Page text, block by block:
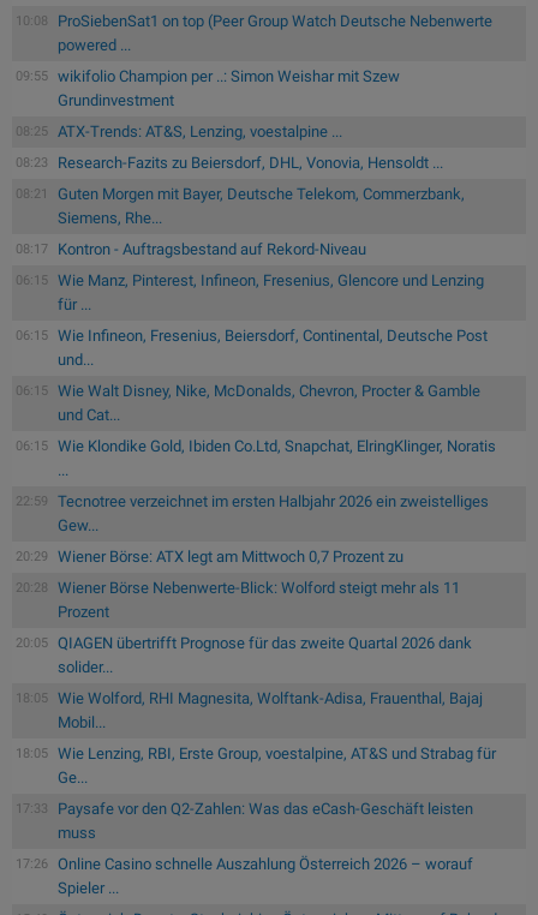
10:08
ProSiebenSat1 on top (Peer Group Watch Deutsche Nebenwerte
powered ...
09:55
wikifolio Champion per ..: Simon Weishar mit Szew
Grundinvestment
08:25 ATX-Trends: AT&S, Lenzing, voestalpine ...
08:23 Research-Fazits zu Beiersdorf, DHL, Vonovia, Hensoldt ...
08:21
Guten Morgen mit Bayer, Deutsche Telekom, Commerzbank,
Siemens, Rhe...
08:17 Kontron - Auftragsbestand auf Rekord-Niveau
06:15
Wie Manz, Pinterest, Infineon, Fresenius, Glencore und Lenzing
für ...
06:15
Wie Infineon, Fresenius, Beiersdorf, Continental, Deutsche Post
und...
06:15
Wie Walt Disney, Nike, McDonalds, Chevron, Procter & Gamble
und Cat...
06:15
Wie Klondike Gold, Ibiden Co.Ltd, Snapchat, ElringKlinger, Noratis
...
22:59
Tecnotree verzeichnet im ersten Halbjahr 2026 ein zweistelliges
Gew...
20:29 Wiener Börse: ATX legt am Mittwoch 0,7 Prozent zu
20:28
Wiener Börse Nebenwerte-Blick: Wolford steigt mehr als 11
Prozent
20:05
QIAGEN übertrifft Prognose für das zweite Quartal 2026 dank
solider...
18:05
Wie Wolford, RHI Magnesita, Wolftank-Adisa, Frauenthal, Bajaj
Mobil...
18:05
Wie Lenzing, RBI, Erste Group, voestalpine, AT&S und Strabag für
Ge...
17:33
Paysafe vor den Q2-Zahlen: Was das eCash-Geschäft leisten
muss
17:26
Online Casino schnelle Auszahlung Österreich 2026 – worauf
Spieler ...